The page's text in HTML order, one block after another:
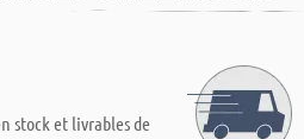
stock et livrables de